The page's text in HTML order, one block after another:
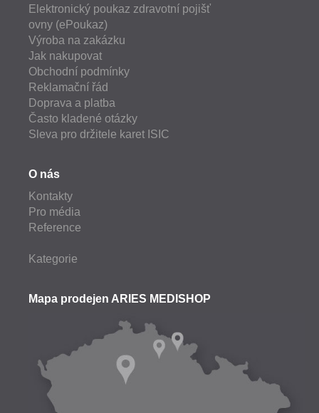
Elektronický poukaz zdravotní pojišť
ovny (ePoukaz)
Výroba na zakázku
Jak nakupovat
Obchodní podmínky
Reklamační řád
Doprava a platba
Často kladené otázky
Sleva pro držitele karet ISIC
O nás
Kontakty
Pro média
Reference
Kategorie
Mapa prodejen ARIES MEDISHOP